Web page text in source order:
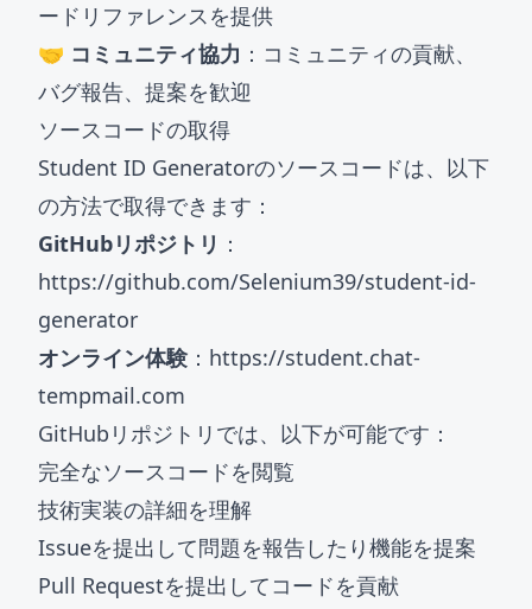
ードリファレンスを提供
🤝 コミュニティ協力 ：コミュニティの貢献、
バグ報告、提案を歓迎
ソースコードの取得
Student ID Generatorのソースコードは、以下
の方法で取得できます：
GitHubリポジトリ ：
https://github.com/Selenium39/student-id-
generator
オンライン体験 ： https://student.chat-
tempmail.com
GitHubリポジトリでは、以下が可能です：
完全なソースコードを閲覧
技術実装の詳細を理解
Issueを提出して問題を報告したり機能を提案
Pull Requestを提出してコードを貢献